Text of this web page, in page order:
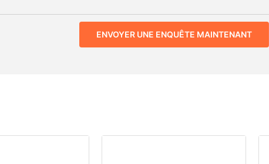
ENVOYER UNE ENQUÊTE MAINTENANT